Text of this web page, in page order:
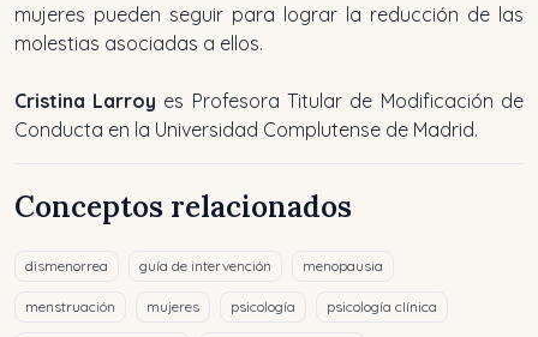
mujeres pueden seguir para lograr la reducción de las
molestias asociadas a ellos.
Cristina Larroy es Profesora Titular de Modificación de
Conducta en la Universidad Complutense de Madrid.
Conceptos relacionados
dismenorrea guía de intervención menopausia
menstruación mujeres psicología psicología clínica